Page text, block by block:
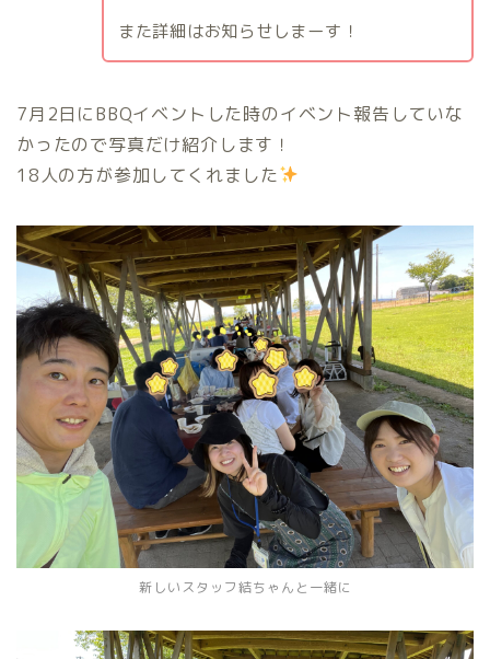
また詳細はお知らせしまーす！
7月2日にBBQイベントした時のイベント報告していな
かったので写真だけ紹介します！
18人の方が参加してくれました
新しいスタッフ結ちゃんと一緒に